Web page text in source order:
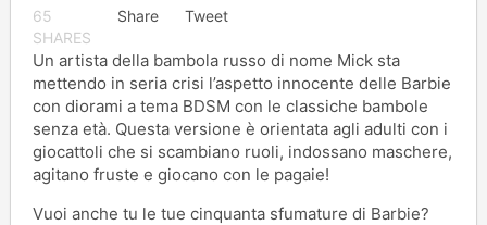
65
SHARES
Share Tweet
Un artista della bambola russo di nome Mick sta
mettendo in seria crisi l’aspetto innocente delle Barbie
con diorami a tema BDSM con le classiche bambole
senza età. Questa versione è orientata agli adulti con i
giocattoli che si scambiano ruoli, indossano maschere,
agitano fruste e giocano con le pagaie!
Vuoi anche tu le tue cinquanta sfumature di Barbie?